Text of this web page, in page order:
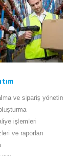
ve sipariş
işlemleri
ve raporları